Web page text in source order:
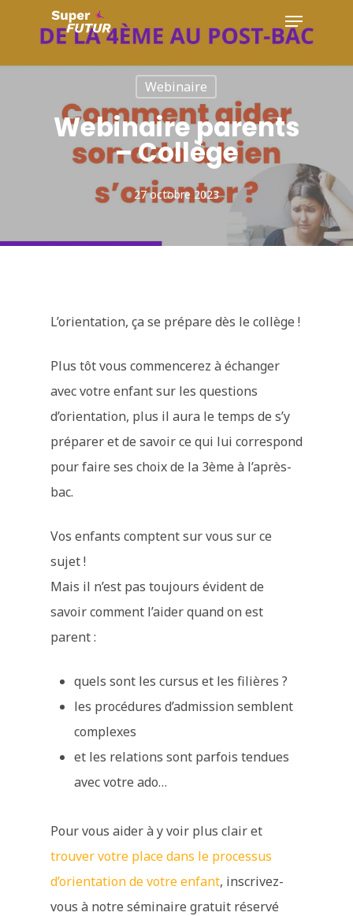
main
Menu
Webinaire
Webinaire parents
– Collège
27 octobre 2023
L’orientation, ça se prépare dès le collège !
Plus tôt vous commencerez à échanger
avec votre enfant sur les questions
d’orientation, plus il aura le temps de s’y
préparer et de savoir ce qui lui correspond
pour faire ses choix de la 3ème à l’après-
bac.
Vos enfants comptent sur vous sur ce
sujet !
Mais il n’est pas toujours évident de
savoir comment l’aider quand on est
parent :
quels sont les cursus et les filières ?
les procédures d’admission semblent
complexes
et les relations sont parfois tendues
avec votre ado…
Pour vous aider à y voir plus clair et
trouver votre place dans le processus
d’orientation de votre enfant, inscrivez-
vous à notre séminaire gratuit réservé